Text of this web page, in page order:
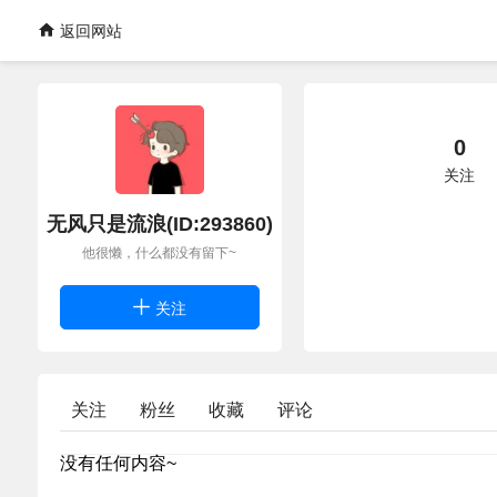
返回网站
无风只是流浪(ID:293860)
他很懒，什么都没有留下~
关注
0
关注
关注 粉丝 收藏 评论
没有任何内容~